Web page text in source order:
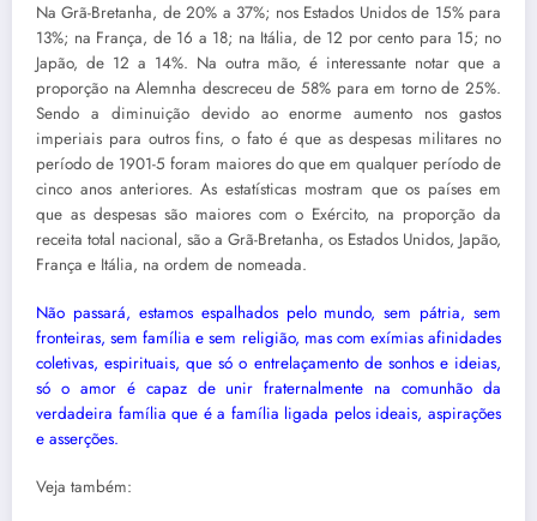
Na Grã-Bretanha, de 20% a 37%; nos Estados Unidos de 15% para
13%; na França, de 16 a 18; na Itália, de 12 por cento para 15; no
Japão, de 12 a 14%. Na outra mão, é interessante notar que a
proporção na Alemnha descreceu de 58% para em torno de 25%.
Sendo a diminuição devido ao enorme aumento nos gastos
imperiais para outros fins, o fato é que as despesas militares no
período de 1901-5 foram maiores do que em qualquer período de
cinco anos anteriores. As estatísticas mostram que os países em
que as despesas são maiores com o Exército, na proporção da
receita total nacional, são a Grã-Bretanha, os Estados Unidos, Japão,
França e Itália, na ordem de nomeada.
Não passará, estamos espalhados pelo mundo, sem pátria, sem
fronteiras, sem família e sem religião, mas com exímias afinidades
coletivas, espirituais, que só o entrelaçamento de sonhos e ideias,
só o amor é capaz de unir fraternalmente na comunhão da
verdadeira família que é a família ligada pelos ideais, aspirações
e asserções.
Veja também: